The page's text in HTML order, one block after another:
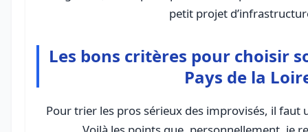
petit projet
Les bons critères pour choisir
Pays de la
Pour trier les pros sérieux des improvisés, il faut